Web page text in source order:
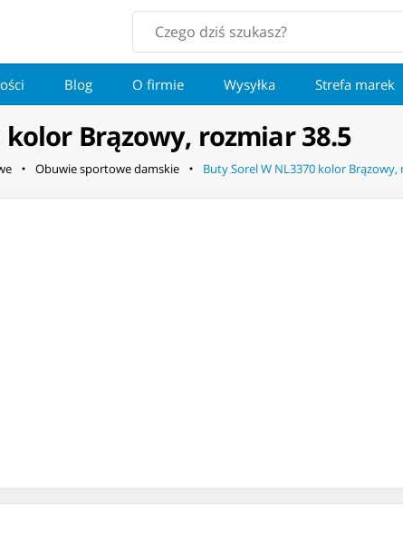
Blog O firmie Wysyłka Strefa marek
kolor Brązowy, rozmiar 38.5
Obuwie sportowe damskie Buty Sorel W NL3370 kolor Brązowy,